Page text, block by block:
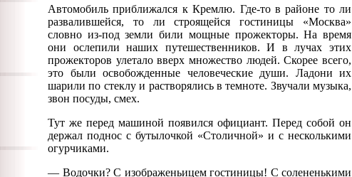
Автомобиль приближался к Кремлю. Где-то в районе то ли
развалившейся, то ли строящейся гостиницы «Москва»
словно из-под земли били мощные прожекторы. На время
они ослепили наших путешественников. И в лучах этих
прожекторов улетало вверх множество людей. Скорее всего,
это были освобожденные человеческие души. Ладони их
шарили по стеклу и растворялись в темноте. Звучали музыка,
звон посуды, смех.
Тут же перед машиной появился официант. Перед собой он
держал поднос с бутылочкой «Столичной» и с несколькими
огурчиками.
— Водочки? С изображеньицем гостиницы! С солененькими